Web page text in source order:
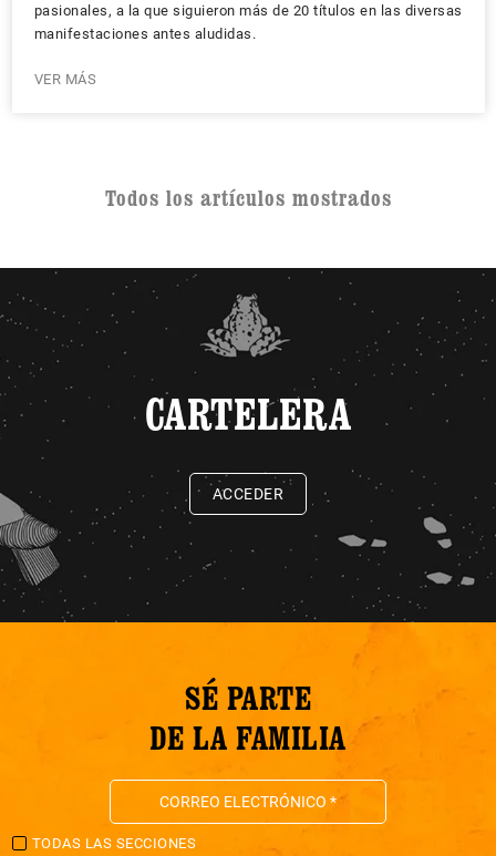
pasionales, a la que siguieron más de 20 títulos en las diversas
manifestaciones antes aludidas.
VER MÁS
Todos los artículos mostrados
CARTELERA
ACCEDER
SÉ PARTE
DE LA FAMILIA
TODAS LAS SECCIONES